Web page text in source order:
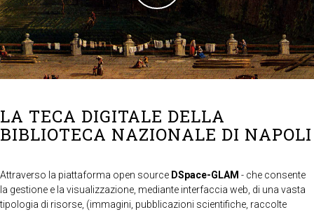
LA TECA DIGITALE DELLA
BIBLIOTECA NAZIONALE DI NAPOLI
Attraverso la piattaforma open source DSpace-GLAM - che consente
la gestione e la visualizzazione, mediante interfaccia web, di una vasta
tipologia di risorse, (immagini, pubblicazioni scientifiche, raccolte